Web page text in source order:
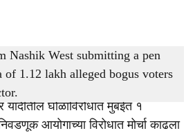
a pen drive containing data of 1.12 lakh
Collector.
यादीतील घोळाविरोधात मुंबईत १
आयोगाच्या विरोधात मोर्चा काढला